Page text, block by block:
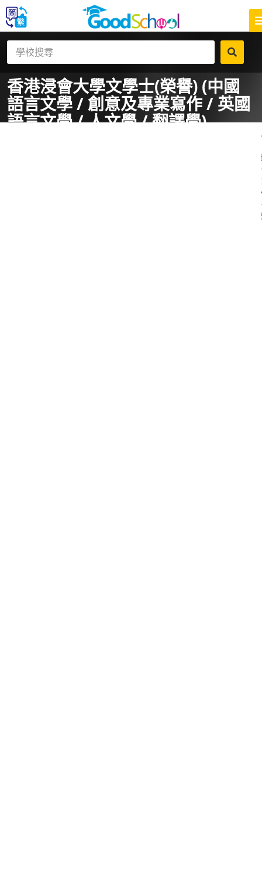
香港浸會大學文學士(榮譽) (中國
語言文學 / 創意及專業寫作 / 英國
語言文學 / 人文學 / 翻譯學)